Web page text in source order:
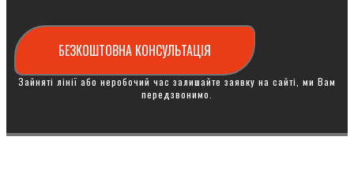
БЕЗКОШТОВНА КОНСУЛЬТАЦІЯ
Зайняті лінії або неробочий час залишайте заявку на сайті, ми Вам
передзвонимо.